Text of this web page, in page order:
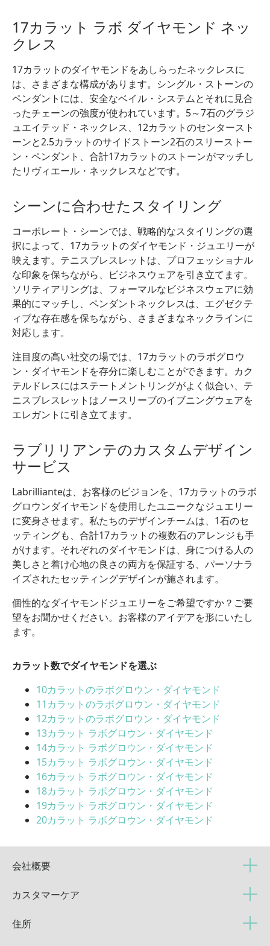
17カラット ラボ ダイヤモンド ネッ
クレス
17カラットのダイヤモンドをあしらったネックレスに
は、さまざまな構成があります。シングル・ストーンの
ペンダントには、安全なベイル・システムとそれに見合
ったチェーンの強度が使われています。5～7石のグラジ
ュエイテッド・ネックレス、12カラットのセンタースト
ーンと2.5カラットのサイドストーン2石のスリーストー
ン・ペンダント、合計17カラットのストーンがマッチし
たリヴィエール・ネックレスなどです。
シーンに合わせたスタイリング
コーポレート・シーンでは、戦略的なスタイリングの選
択によって、17カラットのダイヤモンド・ジュエリーが
映えます。テニスブレスレットは、プロフェッショナル
な印象を保ちながら、ビジネスウェアを引き立てます。
ソリティアリングは、フォーマルなビジネスウェアに効
果的にマッチし、ペンダントネックレスは、エグゼクテ
ィブな存在感を保ちながら、さまざまなネックラインに
対応します。
注目度の高い社交の場では、17カラットのラボグロウ
ン・ダイヤモンドを存分に楽しむことができます。カク
テルドレスにはステートメントリングがよく似合い、テ
ニスブレスレットはノースリーブのイブニングウェアを
エレガントに引き立てます。
ラブリリアンテのカスタムデザイン
サービス
Labrillianteは、お客様のビジョンを、17カラットのラボ
グロウンダイヤモンドを使用したユニークなジュエリー
に変身させます。私たちのデザインチームは、1石のセ
ッティングも、合計17カラットの複数石のアレンジも手
がけます。それぞれのダイヤモンドは、身につける人の
美しさと着け心地の良さの両方を保証する、パーソナラ
イズされたセッティングデザインが施されます。
個性的なダイヤモンドジュエリーをご希望ですか？ご要
望をお聞かせください。お客様のアイデアを形にいたし
ます。
カラット数でダイヤモンドを選ぶ
10カラットのラボグロウン・ダイヤモンド
11カラットのラボグロウン・ダイヤモンド
12カラットのラボグロウン・ダイヤモンド
13カラット ラボグロウン・ダイヤモンド
14カラット ラボグロウン・ダイヤモンド
15カラット ラボグロウン・ダイヤモンド
16カラット ラボグロウン・ダイヤモンド
18カラット ラボグロウン・ダイヤモンド
19カラット ラボグロウン・ダイヤモンド
20カラット ラボグロウン・ダイヤモンド
会社概要
カスタマーケア
住所